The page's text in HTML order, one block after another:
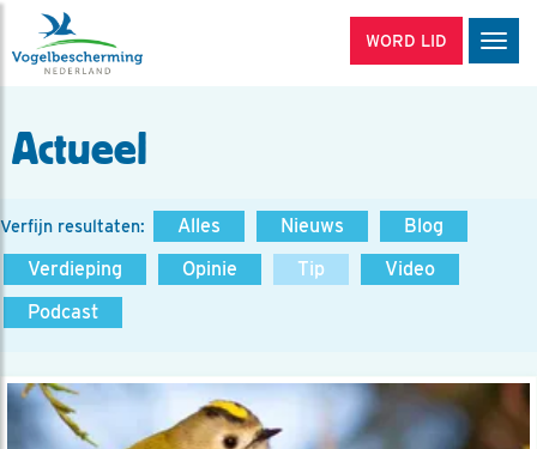
WORD LID
Actueel
Verfijn resultaten: Alles Nieuws
Blog
Verdieping
Opinie Tip
Video
Podcast